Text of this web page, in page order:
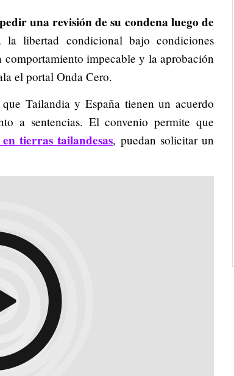
una revisión de su condena luego de
libertad condicional bajo condiciones
comportamiento impecable y la aprobación
el portal Onda Cero.
Tailandia y España tienen un acuerdo
a sentencias. El convenio permite que
tierras tailandesas, puedan solicitar un